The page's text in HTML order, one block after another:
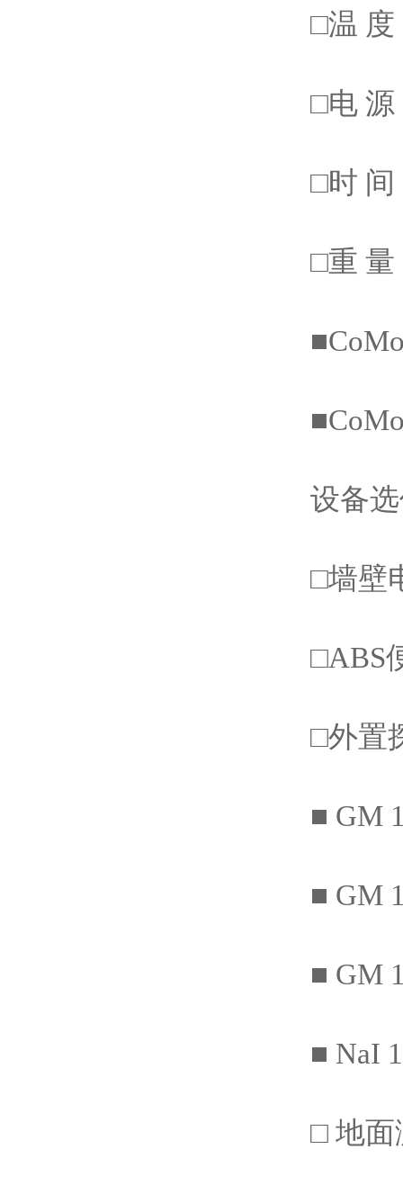
□温
□电
□时
□重
设备
□墙壁
□ABS
□外置
■
■ GM
■
■ NaI
□ 地